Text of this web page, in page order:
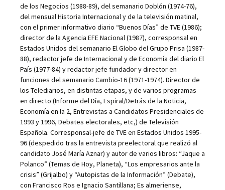
de los Negocios (1988-89), del semanario Doblón (1974-76),
del mensual Historia Internacional y de la televisión matinal,
con el primer informativo diario “Buenos Días” de TVE (1986);
director de la Agencia EFE Nacional (1987), corresponsal en
Estados Unidos del semanario El Globo del Grupo Prisa (1987-
88), redactor jefe de Internacional y de Economía del diario El
País (1977-84) y redactor jefe fundador y director en
funciones del semanario Cambio-16 (1971-1974). Director de
los Telediarios, en distintas etapas, y de varios programas
en directo (Informe del Día, Espiral/Detrás de la Noticia,
Economía en la 2, Entrevistas a Candidatos Presidenciales de
1993 y 1996, Debates electorales, etc,) de Televisión
Española. Corresponsal-jefe de TVE en Estados Unidos 1995-
96 (despedido tras la entrevista preelectoral que realizó al
candidato José María Aznar) y autor de varios libros: “Jaque a
Polanco” (Temas de Hoy, Planeta), “Los empresarios ante la
crisis” (Grijalbo) y “Autopistas de la Información” (Debate),
con Francisco Ros e Ignacio Santillana; Es almeriense,